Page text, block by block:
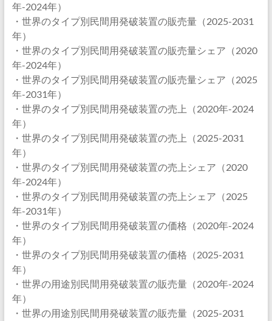
年-2024年）
・世界のタイプ別民間用発破装置の販売量（2025-2031
年）
・世界のタイプ別民間用発破装置の販売量シェア（2020
年-2024年）
・世界のタイプ別民間用発破装置の販売量シェア（2025
年-2031年）
・世界のタイプ別民間用発破装置の売上（2020年-2024
年）
・世界のタイプ別民間用発破装置の売上（2025-2031
年）
・世界のタイプ別民間用発破装置の売上シェア（2020
年-2024年）
・世界のタイプ別民間用発破装置の売上シェア（2025
年-2031年）
・世界のタイプ別民間用発破装置の価格（2020年-2024
年）
・世界のタイプ別民間用発破装置の価格（2025-2031
年）
・世界の用途別民間用発破装置の販売量（2020年-2024
年）
・世界の用途別民間用発破装置の販売量（2025-2031